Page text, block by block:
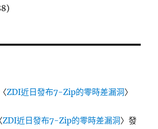
ZDI近日發布7-Zip的零時差漏洞〉
ZDI近日發布7-Zip的零時差漏洞〉發